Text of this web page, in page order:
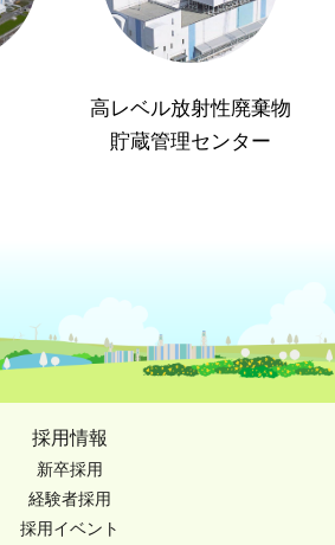
高レベル放射性廃棄物
貯蔵管理センター
採用情報
新卒採用
経験者採用
採用イベント